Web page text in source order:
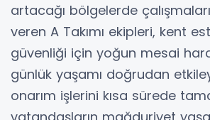
artacağı bölgelerde
veren A Takımı ekipleri, kent
güvenliği için yoğun mesai
günlük yaşamı doğrudan
onarım işlerini kısa sürede